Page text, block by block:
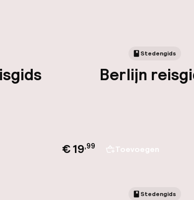
Stedengids
Berlijn
€ 19,99 Toevoegen
Stedengids